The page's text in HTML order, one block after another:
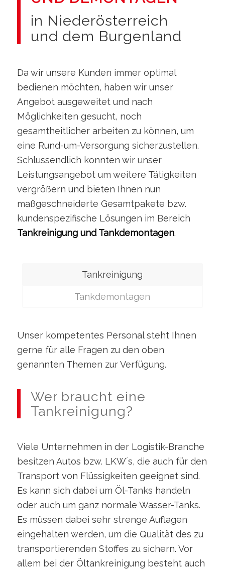
in Niederösterreich
und dem Burgenland
Da wir unsere Kunden immer optimal
bedienen möchten, haben wir unser
Angebot ausgeweitet und nach
Möglichkeiten gesucht, noch
gesamtheitlicher arbeiten zu können, um
eine Rund-um-Versorgung sicherzustellen.
Schlussendlich konnten wir unser
Leistungsangebot um weitere Tätigkeiten
vergrößern und bieten Ihnen nun
maßgeschneiderte Gesamtpakete bzw.
kundenspezifische Lösungen im Bereich
Tankreinigung und Tankdemontagen.
Tankreinigung
Tankdemontagen
Unser kompetentes Personal steht Ihnen
gerne für alle Fragen zu den oben
genannten Themen zur Verfügung.
Wer braucht eine
Tankreinigung?
Viele Unternehmen in der Logistik-Branche
besitzen Autos bzw. LKW´s, die auch für den
Transport von Flüssigkeiten geeignet sind.
Es kann sich dabei um Öl-Tanks handeln
oder auch um ganz normale Wasser-Tanks.
Es müssen dabei sehr strenge Auflagen
eingehalten werden, um die Qualität des zu
transportierenden Stoffes zu sichern. Vor
allem bei der Öltankreinigung besteht auch